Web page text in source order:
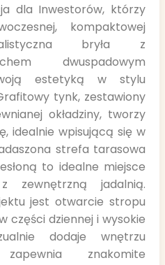
dla Inwestorów, którzy
kompaktowej
bryła z
dwuspadowym
estetyką w stylu
tynk, zestawiony
okładziny, tworzy
idealnie wpisującą się w
strefa tarasowa
to idealne miejsce
zewnętrzną jadalnią.
jest otwarcie stropu
części dziennej i wysokie
dodaje wnętrzu
znakomite